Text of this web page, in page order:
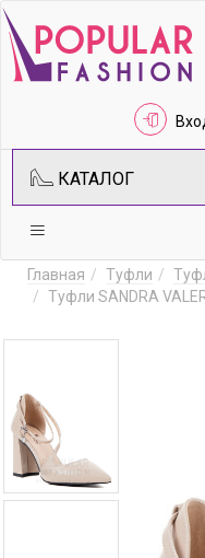
КАТАЛОГ
Главная Туфли
Туфли SANDRA